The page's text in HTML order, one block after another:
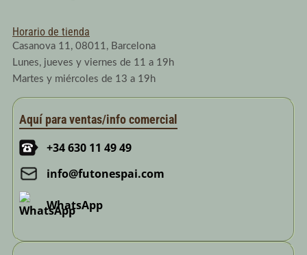
Horario de tienda
Casanova 11, 08011, Barcelona
Lunes, jueves y viernes de 11 a 19h
Martes y miércoles de 13 a 19h
Aquí para ventas/info comercial
+34 630 11 49 49
info@futonespai.com
WhatsApp